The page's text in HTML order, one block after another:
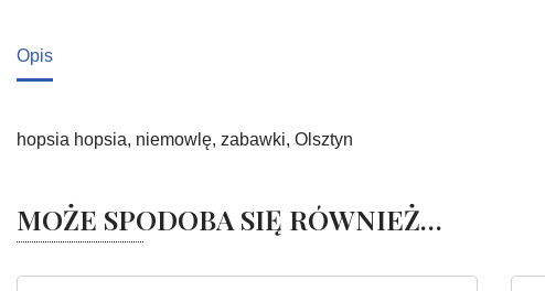
Opis
hopsia hopsia, niemowlę, zabawki, Olsztyn
MOŻE SPODOBA SIĘ RÓWNIEŻ…